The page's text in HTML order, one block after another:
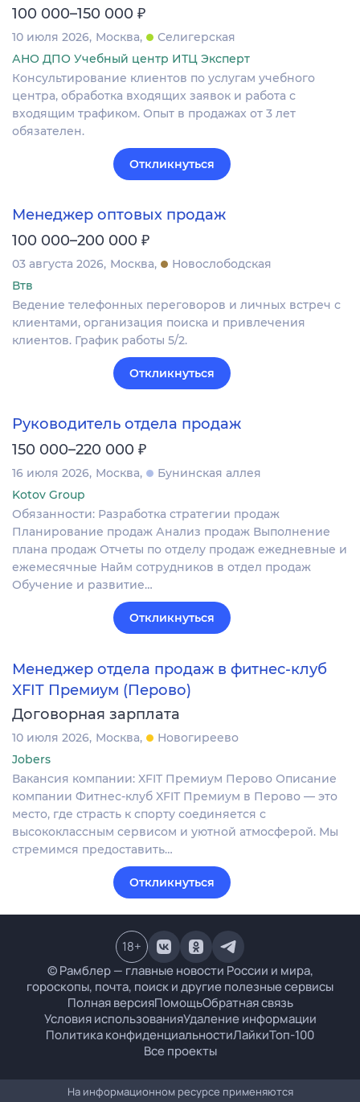
100 000–150 000 ₽
10 июля 2026 Москва
Селигерская
АНО ДПО Учебный центр ИТЦ Эксперт
Консультирование клиентов по услугам учебного
центра, обработка входящих заявок и работа с
входящим трафиком. Опыт в продажах от 3 лет
обязателен.
Откликнуться
Менеджер оптовых продаж
100 000–200 000 ₽
03 августа 2026 Москва
Новослободская
Втв
Ведение телефонных переговоров и личных встреч с
клиентами, организация поиска и привлечения
клиентов. График работы 5/2.
Откликнуться
Руководитель отдела продаж
150 000–220 000 ₽
16 июля 2026 Москва
Бунинская аллея
Kotov Group
Обязанности: Разработка стратегии продаж
Планирование продаж Анализ продаж Выполнение
плана продаж Отчеты по отделу продаж ежедневные и
ежемесячные Найм сотрудников в отдел продаж
Обучение и развитие…
Откликнуться
Менеджер отдела продаж в фитнес-клуб
XFIT Премиум (Перово)
Договорная зарплата
10 июля 2026 Москва
Новогиреево
Jobers
Вакансия компании: XFIT Премиум Перово Описание
компании Фитнес-клуб XFIT Премиум в Перово — это
место, где страсть к спорту соединяется с
высококлассным сервисом и уютной атмосферой. Мы
стремимся предоставить…
Откликнуться
© Рамблер — главные новости России и мира,
гороскопы, почта, поиск и другие полезные сервисы
Полная версияПомощьОбратная связь
Условия использованияУдаление информации
Политика конфиденциальностиЛайкиТоп-100
Все проекты
18+
На информационном ресурсе применяются